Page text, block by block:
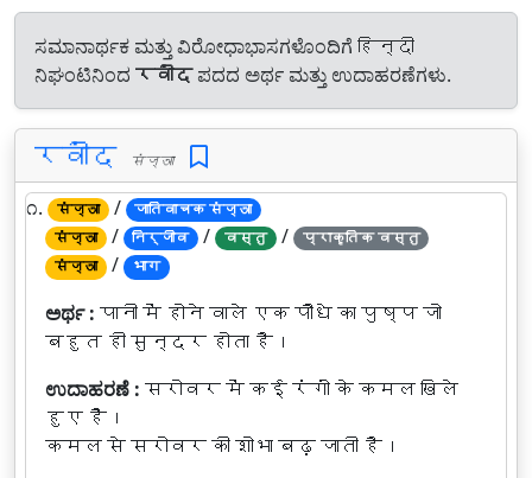
ಸಮಾನಾರ್ಥಕ ಮತ್ತು ವಿರೋಧಾಭಾಸಗಳೊಂದಿಗೆ हिन्दी
ನಿಘಂಟಿನಿಂದ रवींदಪದದ ಅರ್ಥ ಮತ್ತು ಉದಾಹರಣೆಗಳು.
रवींद संज्ञा
೧. संज्ञा /
जातिवाचक संज्ञा
संज्ञा / निर्जीव / वस्तु /
प्राकृतिक वस्तु
संज्ञा / भाग
ಅರ್ಥ : पानी में होने वाले एक पौधे का पुष्प जो
बहुत ही सुन्दर होता है।
ಉದಾಹರಣೆ : सरोवर में कई रंगों के कमल खिले
हुए हैं।
कमल से सरोवर की शोभा बढ़ जाती है।